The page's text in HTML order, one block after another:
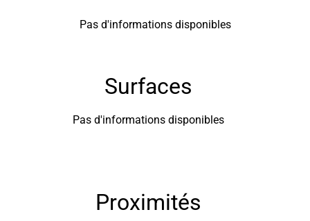
Pas d'informations disponibles
Surfaces
Pas d'informations disponibles
Proximités